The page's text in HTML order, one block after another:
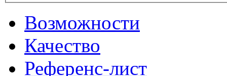
Возможности
Качество
Референс-лист